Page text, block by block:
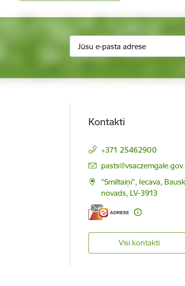
Kontakti
+371 25462900
E-pasts:
"Smiltaiņi", Iecava,
novads, LV-3913
Visi kontakti